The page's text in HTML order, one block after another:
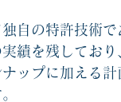
自の特許技術
績を残してお
ップに加える